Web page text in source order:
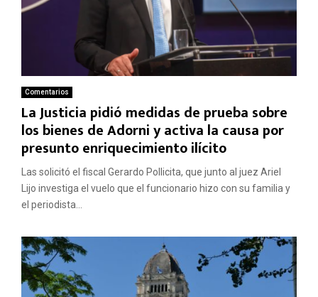
Comentarios
La Justicia pidió medidas de prueba sobre
los bienes de Adorni y activa la causa por
presunto enriquecimiento ilícito
Las solicitó el fiscal Gerardo Pollicita, que junto al juez Ariel
Lijo investiga el vuelo que el funcionario hizo con su familia y
el periodista...